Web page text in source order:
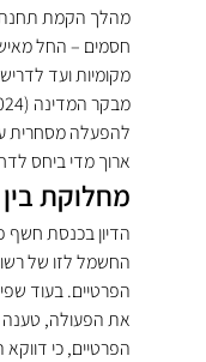
מהלך הקמת
חסמים – החל
מקומיות ועד
ארוך מדי ביחס
מחלוקת
הדיון בכנסת חשף
החשמל לזו של
הפרטיים. בעוד
את הפעולה, טענה
הפרטיים, כי